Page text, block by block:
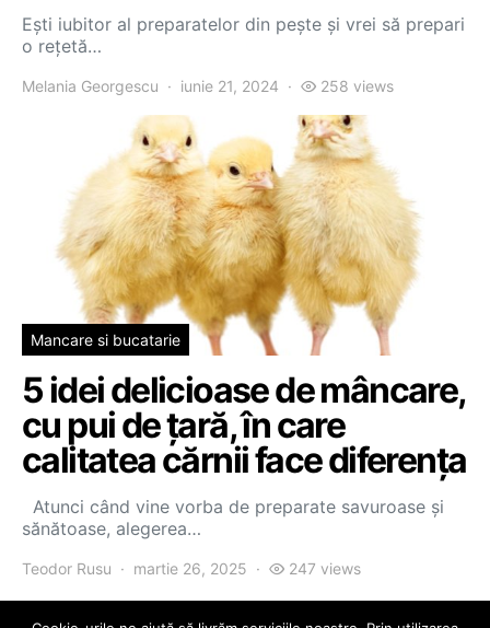
Ești iubitor al preparatelor din pește și vrei să prepari
o rețetă…
Melania Georgescu iunie 21, 2024 258 views
Mancare si bucatarie
5 idei delicioase de mâncare,
cu pui de țară, în care
calitatea cărnii face diferența
Atunci când vine vorba de preparate savuroase și
sănătoase, alegerea…
Teodor Rusu martie 26, 2025 247 views